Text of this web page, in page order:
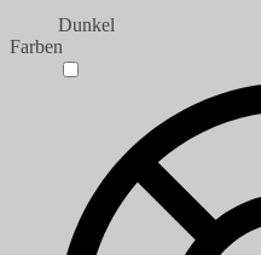
Dunkel
Farben